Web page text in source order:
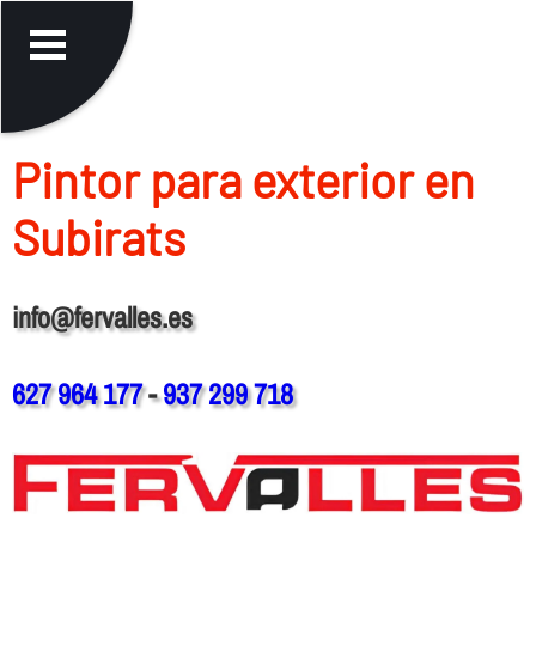
Pintor para exterior en
Subirats
info@fervalles.es
627 964 177-937 299 718